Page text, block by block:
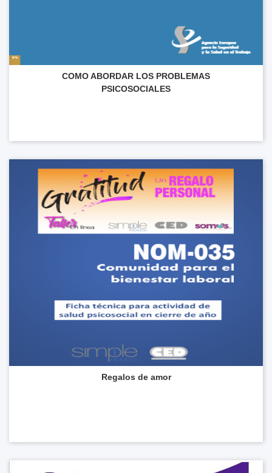
COMO ABORDAR LOS PROBLEMAS
PSICOSOCIALES
Regalos de amor